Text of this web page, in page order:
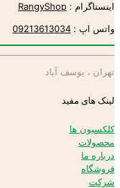
اینستاگرام : RangyShop
واتس اپ : 09213613034
تهران ، یوسف آباد
لینک های مفید
کلکسیون ها
محصولات
درباره ما
فروشگاه
شرکت